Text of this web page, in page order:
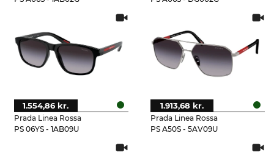
Prada Linea Rossa
PS 06YS - 1AB09U
1.554,86 kr.
Prada Linea Rossa
PS A50S - 5AV09U
1.913,68 kr.